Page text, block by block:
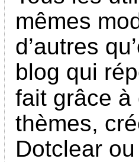
mêmes
d’autres
blog qui
fait grâce à
thèmes,
Dotclear